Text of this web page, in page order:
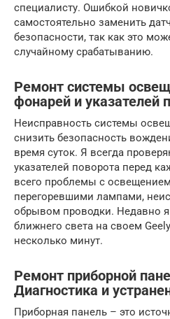
специалисту. Ошибкой
самостоятельно заменить
безопасности, так как это
случайному срабатыванию.
Ремонт системы
фонарей и указателей
Неисправность системы
снизить безопасность
время суток. Я всегда
указателей поворота перед
всего проблемы с
перегоревшими лампами,
обрывом проводки. Недавно
ближнего света на своем
несколько минут.
Ремонт приборной
Диагностика и
Приборная панель – это